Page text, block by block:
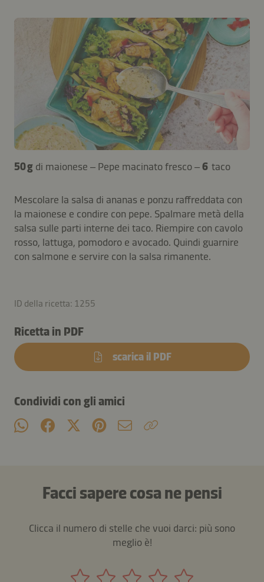
50 g di maionese – Pepe macinato fresco –6 taco
Mescolare la salsa di ananas e ponzu raffreddata con
la maionese e condire con pepe. Spalmare metà della
salsa sulle parti interne dei taco. Riempire con cavolo
rosso, lattuga, pomodoro e avocado. Quindi guarnire
con salmone e servire con la salsa rimanente.
ID della ricetta: 1255
Ricetta in PDF
scarica il PDF
Condividi con gli amici
Facci sapere cosa ne pensi
Clicca il numero di stelle che vuoi darci: più sono
meglio è!